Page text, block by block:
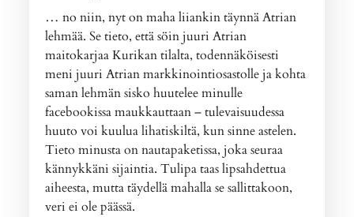
… no niin, nyt on maha liiankin täynnä Atrian
lehmää. Se tieto, että söin juuri Atrian
maitokarjaa Kurikan tilalta, todennäköisesti
meni juuri Atrian markkinointiosastolle ja kohta
saman lehmän sisko huutelee minulle
facebookissa maukkauttaan – tulevaisuudessa
huuto voi kuulua lihatiskiltä, kun sinne astelen.
Tieto minusta on nautapaketissa, joka seuraa
kännykkäni sijaintia. Tulipa taas lipsahdettua
aiheesta, mutta täydellä mahalla se sallittakoon,
veri ei ole päässä.